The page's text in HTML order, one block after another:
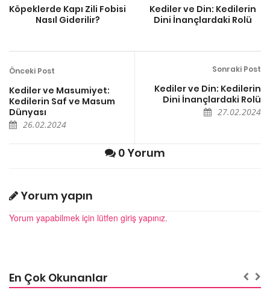
Köpeklerde Kapı Zili Fobisi
Nasıl Giderilir?
Kediler ve Din: Kedilerin
Dini İnançlardaki Rolü
Önceki Post
Kediler ve Masumiyet:
Kedilerin Saf ve Masum
Dünyası
26.02.2024
Sonraki Post
Kediler ve Din: Kedilerin
Dini İnançlardaki Rolü
27.02.2024
0 Yorum
Yorum yapın
Yorum yapabilmek için lütfen giriş yapınız.
En Çok Okunanlar